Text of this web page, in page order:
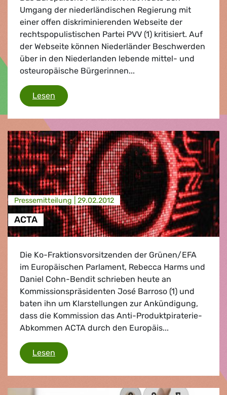
Umgang der niederländischen Regierung mit
einer offen diskriminierenden Webseite der
rechtspopulistischen Partei PVV (1) kritisiert. Auf
der Webseite können Niederländer Beschwerden
über in den Niederlanden lebende mittel- und
osteuropäische Bürgerinnen...
Lesen Diskriminierende Webseiten
Presse­mitteilung | 29.02.2012
ACTA
Die Ko-Fraktionsvorsitzenden der Grünen/EFA
im Europäischen Parlament, Rebecca Harms und
Daniel Cohn-Bendit schrieben heute an
Kommissionspräsidenten José Barroso (1) und
baten ihn um Klarstellungen zur Ankündigung,
dass die Kommission das Anti-Produktpiraterie-
Abkommen ACTA durch den Europäis...
Lesen ACTA